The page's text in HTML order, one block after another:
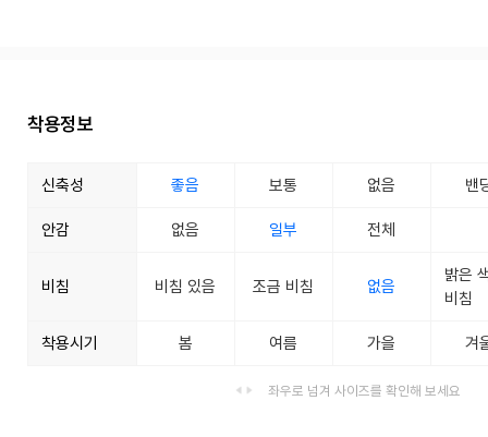
착용정보
신축성 좋음 보통 없음 밴
안감 없음 일부 전체
비침 비침 있음 조금 비침 없음
밝은
비침
착용시기 봄 여름 가을 겨
좌우로 넘겨 사이즈를 확인해 보세요